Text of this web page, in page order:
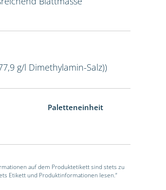
g/l Dimethylamin-Salz))
Paletteneinheit
auf dem Produktetikett sind stets zu
Etikett und Produktinformationen lesen.“